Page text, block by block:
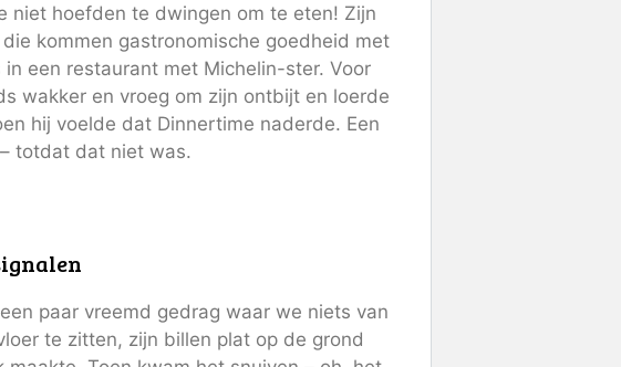
niet hoefden te dwingen om te eten! Zijn
kommen gastronomische goedheid met
een restaurant met Michelin-ster. Voor
wakker en vroeg om zijn ontbijt en loerde
hij voelde dat Dinnertime naderde. Een
totdat dat niet was.
paar vreemd gedrag waar we niets van
te zitten, zijn billen plat op de grond